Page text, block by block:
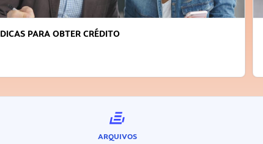
DICAS PARA OBTER CRÉDITO
ARQUIVOS